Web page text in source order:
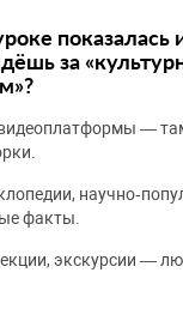
показалась
за
видеоплатформы —
факты.
экскурсии —